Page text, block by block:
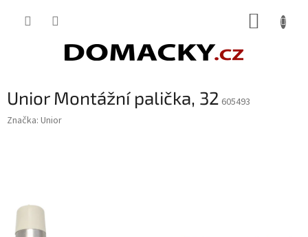
Unior Montážní palička, 32 605493
Značka: Unior